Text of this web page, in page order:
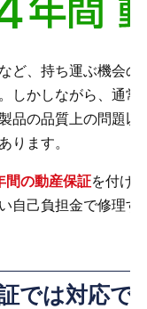
ど、持ち運ぶ機会の
しかしながら、通常
品の品質上の問題以
ります。
間の動産保証を付け
自己負担金で修理す
では対応で